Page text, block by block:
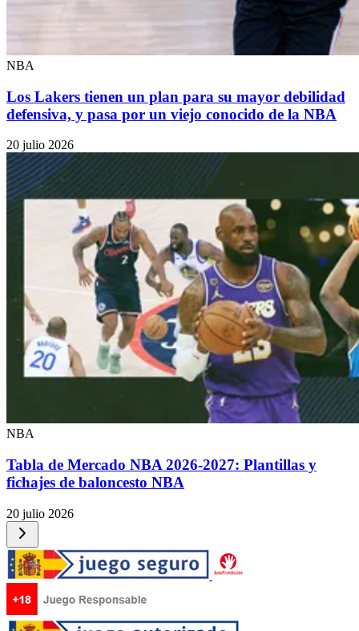
NBA
Los Lakers tienen un plan para su mayor debilidad
defensiva, y pasa por un viejo conocido de la NBA
20 julio 2026
NBA
Tabla de Mercado NBA 2026-2027: Plantillas y
fichajes de baloncesto NBA
20 julio 2026